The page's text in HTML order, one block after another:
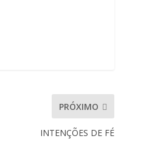
PRÓXIMO
INTENÇÕES DE FÉ